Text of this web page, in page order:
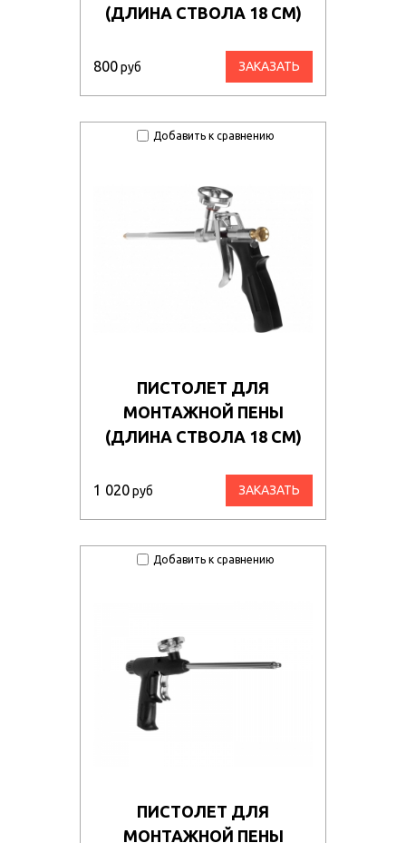
(ДЛИНА СТВОЛА 18 СМ)
800руб ЗАКАЗАТЬ
Добавить к сравнению
ПИСТОЛЕТ ДЛЯ
МОНТАЖНОЙ ПЕНЫ
(ДЛИНА СТВОЛА 18 СМ)
1 020руб ЗАКАЗАТЬ
Добавить к сравнению
ПИСТОЛЕТ ДЛЯ
МОНТАЖНОЙ ПЕНЫ